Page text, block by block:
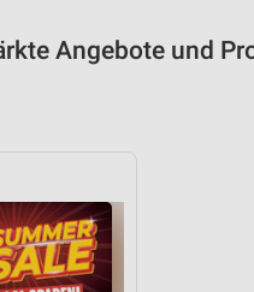
Angebote und